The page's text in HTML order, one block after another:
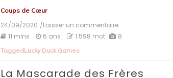
Coups de Cœur
24/09/2020 /Laisser un commentaireon
La
Grimm
11 mins 6 ans 1 598 mot 8
TaggedLucky Duck Games
La Mascarade des Frères